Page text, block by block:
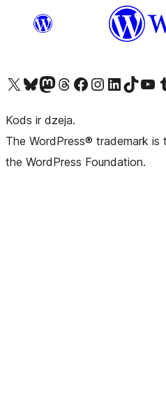
Apmeklējiet mūsu X (agrāk Twitter) kontu
Apmeklējiet mūsu Bluesky kontu
Apmeklējiet mūsu Mastodon kontu
Apmeklējiet mūsu Threads kontu
Apmeklējiet mūsu Facebook lapuApmeklējiet mūsu Instagram kontu
Apmeklējiet mūsu LinkedIn kontu
Apmeklējiet mūsu TikTok kontu
Apmeklējiet mūsu
Kods ir dzeja.
The WordPress® trademark
the WordPress Foundation.